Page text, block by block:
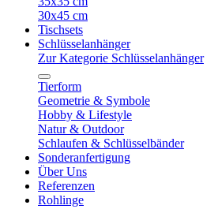
30x45 cm
Tischsets
Schlüsselanhänger
Zur Kategorie Schlüsselanhänger
Tierform
Geometrie & Symbole
Hobby & Lifestyle
Natur & Outdoor
Schlaufen & Schlüsselbänder
Sonderanfertigung
Über Uns
Referenzen
Rohlinge